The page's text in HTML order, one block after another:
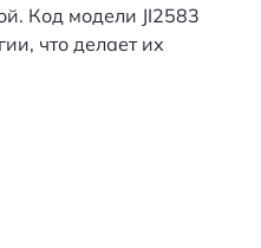
Код модели JI2583
что делает их